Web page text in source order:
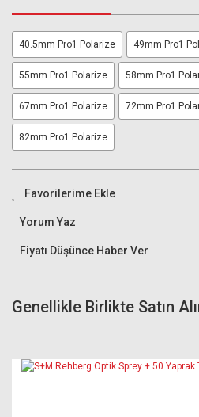
40.5mm Pro1 Polarize 49mm Pro1
55mm Pro1 Polarize 58mm Pro1
67mm Pro1 Polarize 72mm Pro1
82mm Pro1 Polarize
Yorum Yaz
Fiyatı Düşünce Haber Ver
Genellikle Birlikte Satın